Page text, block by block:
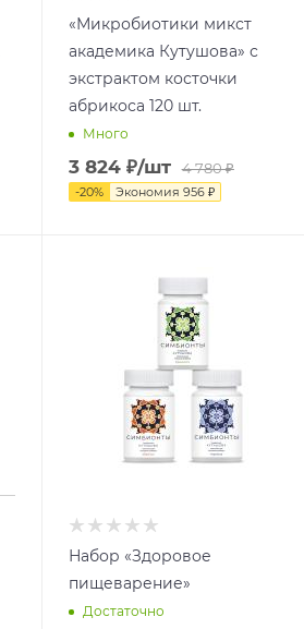
«Микробиотики микст
академика Кутушова» с
экстрактом косточки
абрикоса 120 шт.
Много
3 824₽/шт 4 780₽
-20% Экономия 956₽
Набор «Здоровое
пищеварение»
Достаточно